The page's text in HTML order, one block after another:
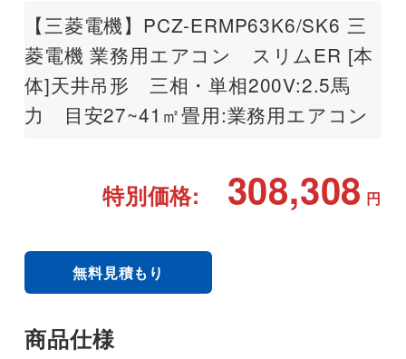
【三菱電機】PCZ-ERMP63K6/SK6 三
菱電機 業務用エアコン スリムER [本
体]天井吊形 三相・単相200V:2.5馬
力 目安27~41㎡畳用:業務用エアコン
特別価格: 308,308 円
無料見積もり
商品仕様